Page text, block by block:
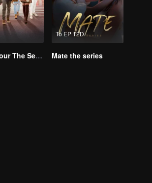
Magic Hour The Series
To EP 12D
Mate the series